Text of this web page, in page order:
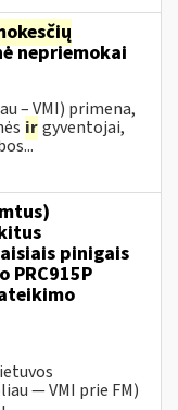
nepriemokai
– VMI) primena,
irgyventojai,
pinigais
PRC915P
― VMI prie FM)